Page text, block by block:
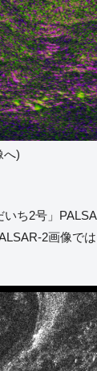
へ)
ち2号」
2画像で